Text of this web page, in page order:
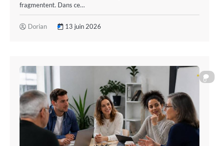
fragmentent. Dans ce…
Dorian 13 juin 2026
0